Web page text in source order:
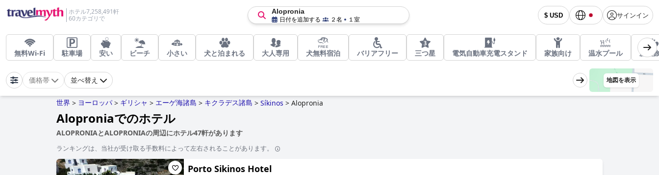
ホテル7,258,491軒
60カテゴリで
$ USD サインイン
Alopronia
日付を追加する ２名 １室
無料Wi-Fi 駐車場 安い ビーチ 小さい 犬と泊まれる 大人専用 犬無料宿泊 バリアフリー 三つ星 電気自動車充電スタンド 家族向け 温水プール 新婚
価格帯 並べ替え 地図を表示
世界 > ヨーロッパ > ギリシャ > エーゲ海諸島 > キクラデス諸島 > Síkinos > Alopronia
Aloproniaでのホテル
ALOPRONIAとALOPRONIAの周辺にホテル47軒があります
ランキングは、当社が受け取る手数料によって左右されることがあります。
Porto Sikinos Hotel